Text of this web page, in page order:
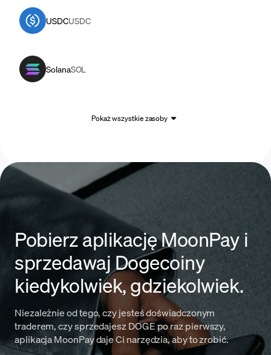
USDCUSDC
SolanaSOL
Pokaż wszystkie zasoby
Pobierz aplikację MoonPay i
sprzedawaj Dogecoiny
kiedykolwiek, gdziekolwiek.
Niezależnie od tego, czy jesteś doświadczonym
traderem, czy sprzedajesz DOGE po raz pierwszy,
aplikacja MoonPay daje Ci narzędzia, aby to zrobić.